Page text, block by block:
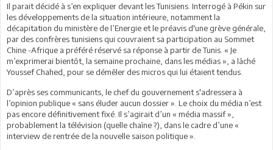
Il parait décidé à s’en expliquer devant les Tunisiens. Interrogé à Pékin sur
les développements de la situation intérieure, notamment la
décapitation du ministère de l’Energie et le préavis d'une grève générale,
par des confrères tunisiens qui couvraient sa participation au Sommet
Chine -Afrique a préféré réservé sa réponse à partir de Tunis. « Je
m’exprimerai bientôt, la semaine prochaine, dans les médias », a lâché
Youssef Chahed, pour se démêler des micros qui lui étaient tendus.
D’après ses communicants, le chef du gouvernement s'adressera à
l’opinion publique « sans éluder aucun dossier ». Le choix du média n’est
pas encore définitivement fixé. Il s’agirait d’un « média massif »,
probablement la télévision (quelle chaîne ?), dans le cadre d’une «
interview de rentrée de la nouvelle saison politique ».